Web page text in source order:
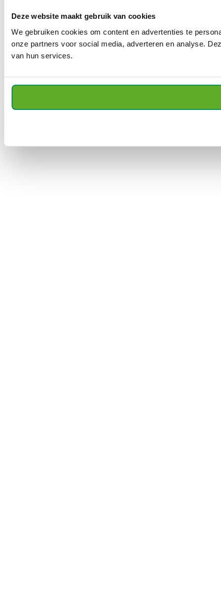
Deze website maakt gebruik van cookies
We gebruiken cookies om content en advertenties te
onze partners voor social media, adverteren en analyse.
van hun services.